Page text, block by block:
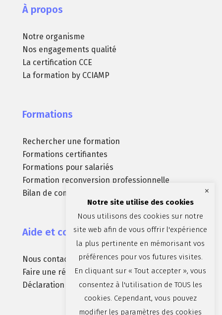
À propos
Notre organisme
Nos engagements qualité
La certification CCE
La formation by CCIAMP
Formations
Rechercher une formation
Formations certifiantes
Formations pour salariés
Formation reconversion professionnelle
Bilan de compétences
Aide et contact
Nous contacter
Faire une réclamation
Déclaration d’accessibilité (non conforme)
Notre site utilise des cookies
Nous utilisons des cookies sur notre
site web afin de vous offrir l'expérience
la plus pertinente en mémorisant vos
préférences pour vos futures visites.
En cliquant sur « Tout accepter », vous
consentez à l'utilisation de TOUS les
cookies. Cependant, vous pouvez
modifier les paramètres des cookies
×